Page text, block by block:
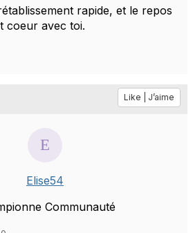
rapide, et le repos
coeur avec toi.
Like | J’aime
Elise54
Communauté